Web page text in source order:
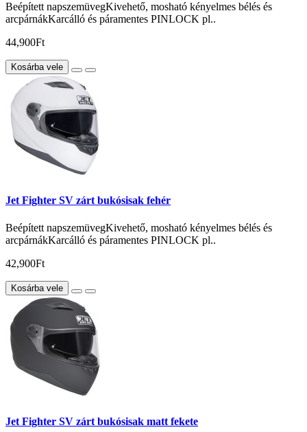
Beépített napszemüvegKivehető, mosható kényelmes bélés és
arcpárnákKarcálló és páramentes PINLOCK pl..
44,900Ft
Kosárba vele
Jet Fighter SV zárt bukósisak fehér
Beépített napszemüvegKivehető, mosható kényelmes bélés és
arcpárnákKarcálló és páramentes PINLOCK pl..
42,900Ft
Kosárba vele
Jet Fighter SV zárt bukósisak matt fekete